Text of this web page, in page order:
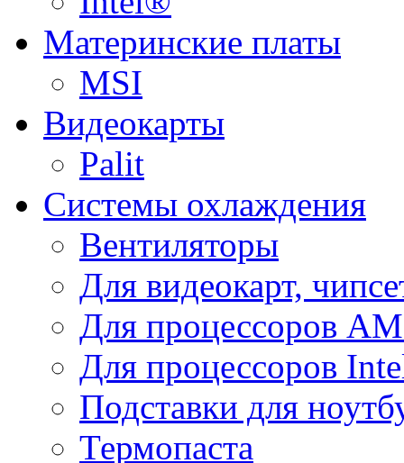
Материнские платы
MSI
Видеокарты
Palit
Системы охлаждения
Вентиляторы
Для видеокарт,
Для процессоров
Для процессоров
Подставки для
Термопаста